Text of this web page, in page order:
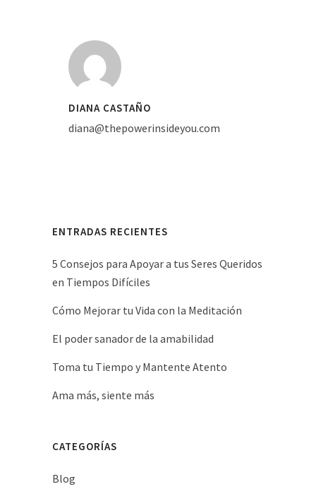
DIANA CASTAÑO
diana@thepowerinsideyou.com
ENTRADAS RECIENTES
5 Consejos para Apoyar a tus Seres Queridos
en Tiempos Difíciles
Cómo Mejorar tu Vida con la Meditación
El poder sanador de la amabilidad
Toma tu Tiempo y Mantente Atento
Ama más, siente más
CATEGORÍAS
Blog